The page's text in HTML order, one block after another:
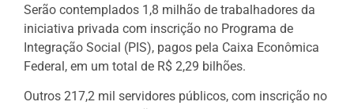
Serão contemplados 1,8 milhão de trabalhadores da
iniciativa privada com inscrição no Programa de
Integração Social (PIS), pagos pela Caixa Econômica
Federal, em um total de R$ 2,29 bilhões.
Outros 217,2 mil servidores públicos, com inscrição no